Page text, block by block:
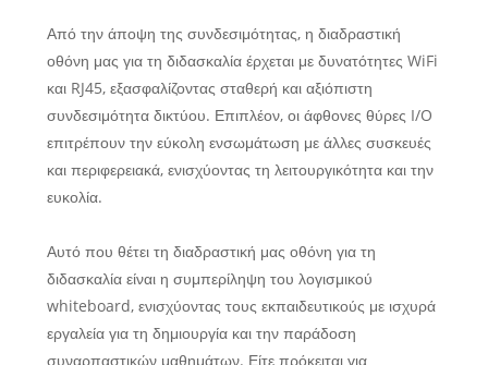
Από την άποψη της συνδεσιμότητας, η διαδραστική
οθόνη μας για τη διδασκαλία έρχεται με δυνατότητες WiFi
και RJ45, εξασφαλίζοντας σταθερή και αξιόπιστη
συνδεσιμότητα δικτύου. Επιπλέον, οι άφθονες θύρες I/O
επιτρέπουν την εύκολη ενσωμάτωση με άλλες συσκευές
και περιφερειακά, ενισχύοντας τη λειτουργικότητα και την
ευκολία.
Αυτό που θέτει τη διαδραστική μας οθόνη για τη
διδασκαλία είναι η συμπερίληψη του λογισμικού
whiteboard, ενισχύοντας τους εκπαιδευτικούς με ισχυρά
εργαλεία για τη δημιουργία και την παράδοση
συναρπαστικών μαθημάτων. Είτε πρόκειται για